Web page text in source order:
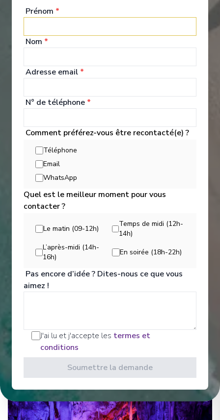
World Owner's Suite
Expériences à Bord
A luxurious boutique hotel at sea, the Azamara Journey is a mid-
sized ship with a deck plan that’s intimate but never crowded,
and offers everything modern voyagers are looking for—plus
some unexpected extras.
Divertissements
Sit back and enjoy your evenings on a high note
cozy nook to sip coffee.
Voir Tous les Divertissements
Prénom *
Nom *
Adresse email *
N° de téléphone *
Comment préférez-vous être recontacté(e) ?
Téléphone
Email
WhatsApp
Quel est le meilleur moment pour vous
contacter ?
Le matin (09-12h)
Temps de midi (12h-
14h)
L’après-midi (14h-
16h)
En soirée (18h-22h)
Pas encore d’idée ? Dites-nous ce que vous
aimez !
J'ai lu et j'accepte les termes et
conditions
Soumettre la demande